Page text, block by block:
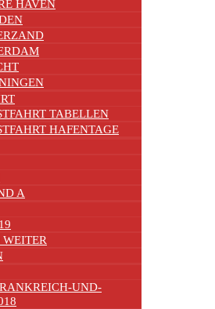
HAVEN
TABELLEN
HAFENTAGE
A
WEITER
UND-